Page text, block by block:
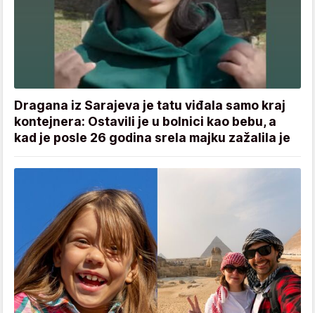
Dragana iz Sarajeva je tatu viđala samo kraj
kontejnera: Ostavili je u bolnici kao bebu, a
kad je posle 26 godina srela majku zažalila je